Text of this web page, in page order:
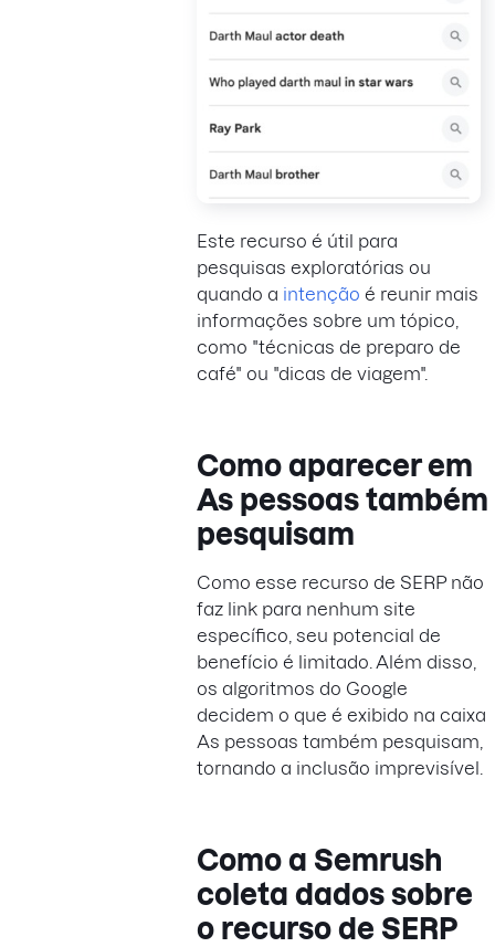
Este recurso é útil para
pesquisas exploratórias ou
quando a intenção é reunir mais
informações sobre um tópico,
como "técnicas de preparo de
café" ou "dicas de viagem".
Como aparecer em
As pessoas também
pesquisam
Como esse recurso de SERP não
faz link para nenhum site
específico, seu potencial de
benefício é limitado. Além disso,
os algoritmos do Google
decidem o que é exibido na caixa
As pessoas também pesquisam,
tornando a inclusão imprevisível.
Como a Semrush
coleta dados sobre
o recurso de SERP